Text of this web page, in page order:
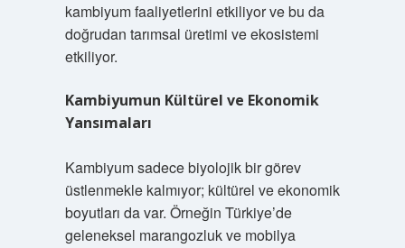
kambiyum faaliyetlerini etkiliyor ve bu da
doğrudan tarımsal üretimi ve ekosistemi
etkiliyor.
Kambiyumun Kültürel ve Ekonomik
Yansımaları
Kambiyum sadece biyolojik bir görev
üstlenmekle kalmıyor; kültürel ve ekonomik
boyutları da var. Örneğin Türkiye’de
geleneksel marangozluk ve mobilya